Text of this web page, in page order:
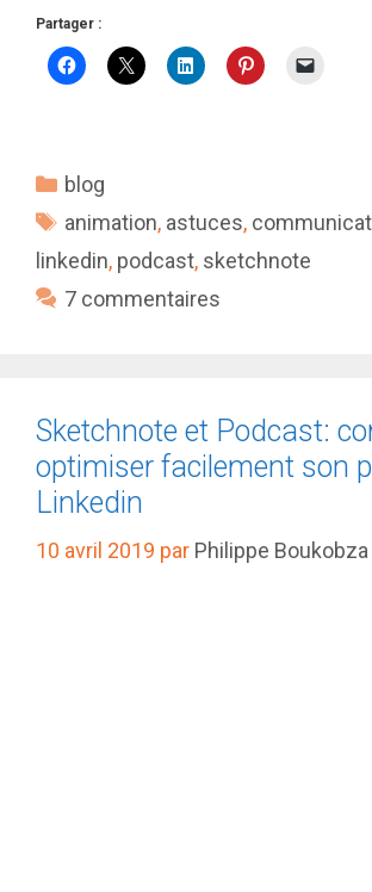
Partager :
Catégories
blog
Étiquettes
animation, astuces,
linkedin, podcast, sketchnote
7 commentaires
Sketchnote et Podcast:
optimiser facilement son
Linkedin
10 avril 2019 par Philippe Boukobza